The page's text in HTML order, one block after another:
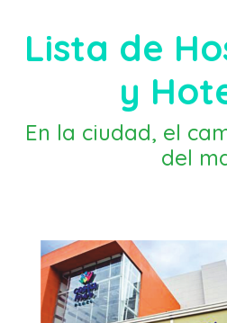
Lista de
y
En la ciudad, el
del